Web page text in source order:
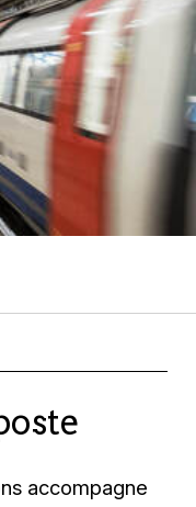
accompagne